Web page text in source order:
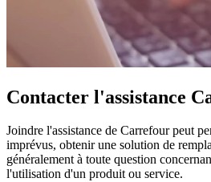
Contacter l'assistance
Joindre l'assistance de Carrefour peut
imprévus, obtenir une solution de
généralement à toute question
l'utilisation d'un produit ou service.